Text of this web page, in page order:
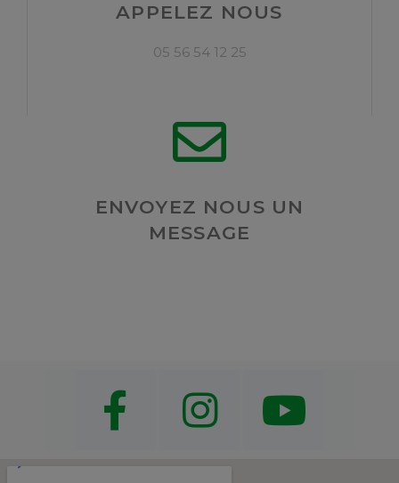
APPELEZ NOUS
05 56 54 12 25
ENVOYEZ NOUS UN
MESSAGE